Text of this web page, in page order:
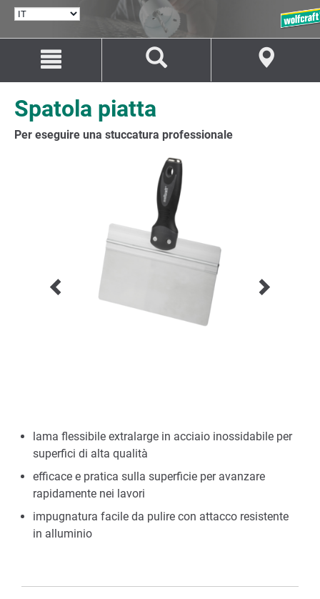
SELEZIONA
contenuto
navigazione
Spatola piatta
Per eseguire una stuccatura professionale
lama flessibile extralarge in acciaio inossidabile per
superfici di alta qualità
efficace e pratica sulla superficie per avanzare
rapidamente nei lavori
impugnatura facile da pulire con attacco resistente
in alluminio